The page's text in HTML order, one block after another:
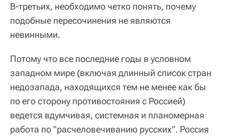
В-третьих, необходимо четко понять, почему
подобные пересочинения не являются
невинными.
Потому что все последние годы в условном
западном мире (включая длинный список стран
недозапада, находящихся тем не менее как бы
по его сторону противостояния с Россией)
ведется вдумчивая, системная и планомерная
работа по "расчеловечиванию русских". Россия